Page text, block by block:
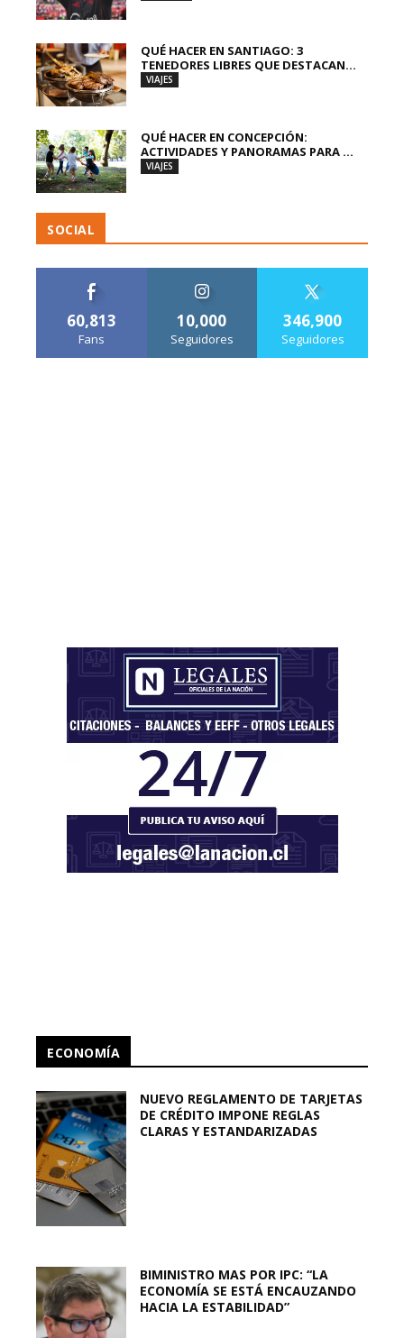
QUÉ HACER EN SANTIAGO: 3
TENEDORES LIBRES QUE DESTACAN...
VIAJES
QUÉ HACER EN CONCEPCIÓN:
ACTIVIDADES Y PANORAMAS PARA ...
VIAJES
SOCIAL
60,813
Fans
10,000
Seguidores
346,900
Seguidores
ECONOMÍA
NUEVO REGLAMENTO DE TARJETAS
DE CRÉDITO IMPONE REGLAS
CLARAS Y ESTANDARIZADAS
BIMINISTRO MAS POR IPC: “LA
ECONOMÍA SE ESTÁ ENCAUZANDO
HACIA LA ESTABILIDAD”